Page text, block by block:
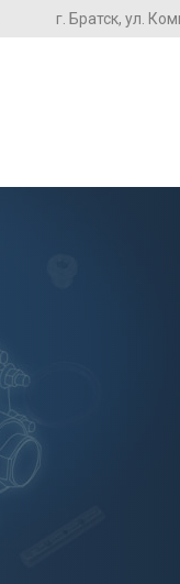
г. Братск, ул.